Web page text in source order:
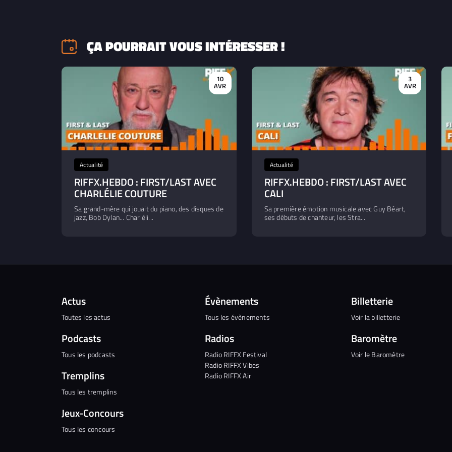
ÇA POURRAIT VOUS INTÉRESSER !
10
AVR
Actualité
RIFFX.HEBDO : FIRST/LAST AVEC
CHARLÉLIE COUTURE
Sa grand-mère qui jouait du piano, des disques de
jazz, Bob Dylan... Charléli...
3
AVR
Actualité
RIFFX.HEBDO : FIRST/LAST AVEC
CALI
Sa première émotion musicale avec Guy Béart,
ses débuts de chanteur, les Stra...
Actus
Toutes les actus
Podcasts
Tous les podcasts
Tremplins
Tous les tremplins
Jeux-Concours
Tous les concours
Évènements
Tous les évènements
Radios
Radio RIFFX Festival
Radio RIFFX Vibes
Radio RIFFX Air
Billetterie
Voir la billetterie
Baromètre
Voir le Baromètre